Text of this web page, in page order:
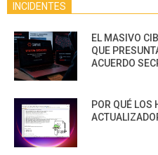
INCIDENTES
EL MASIVO
QUE
ACUERDO
POR QUÉ LOS